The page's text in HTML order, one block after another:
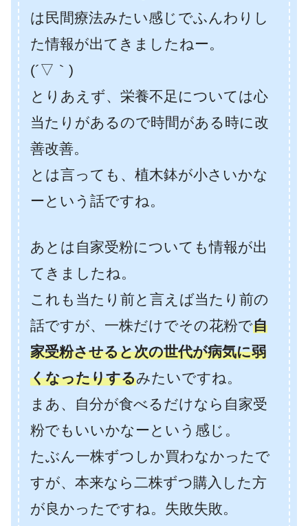
は民間療法みたい感じでふんわりし
た情報が出てきましたねー。
(´▽｀)
とりあえず、栄養不足については心
当たりがあるので時間がある時に改
善改善。
とは言っても、植木鉢が小さいかな
ーという話ですね。
あとは自家受粉についても情報が出
てきましたね。
これも当たり前と言えば当たり前の
話ですが、一株だけでその花粉で自
家受粉させると次の世代が病気に弱
くなったりするみたいですね。
まあ、自分が食べるだけなら自家受
粉でもいいかなーという感じ。
たぶん一株ずつしか買わなかったで
すが、本来なら二株ずつ購入した方
が良かったですね。失敗失敗。